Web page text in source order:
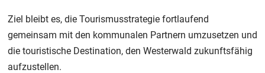
Ziel bleibt es, die Tourismusstrategie fortlaufend
gemeinsam mit den kommunalen Partnern umzusetzen und
die touristische Destination, den Westerwald zukunftsfähig
aufzustellen.